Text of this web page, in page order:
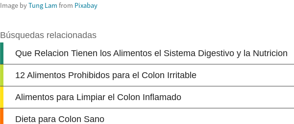
Image byTung Lam from Pixabay